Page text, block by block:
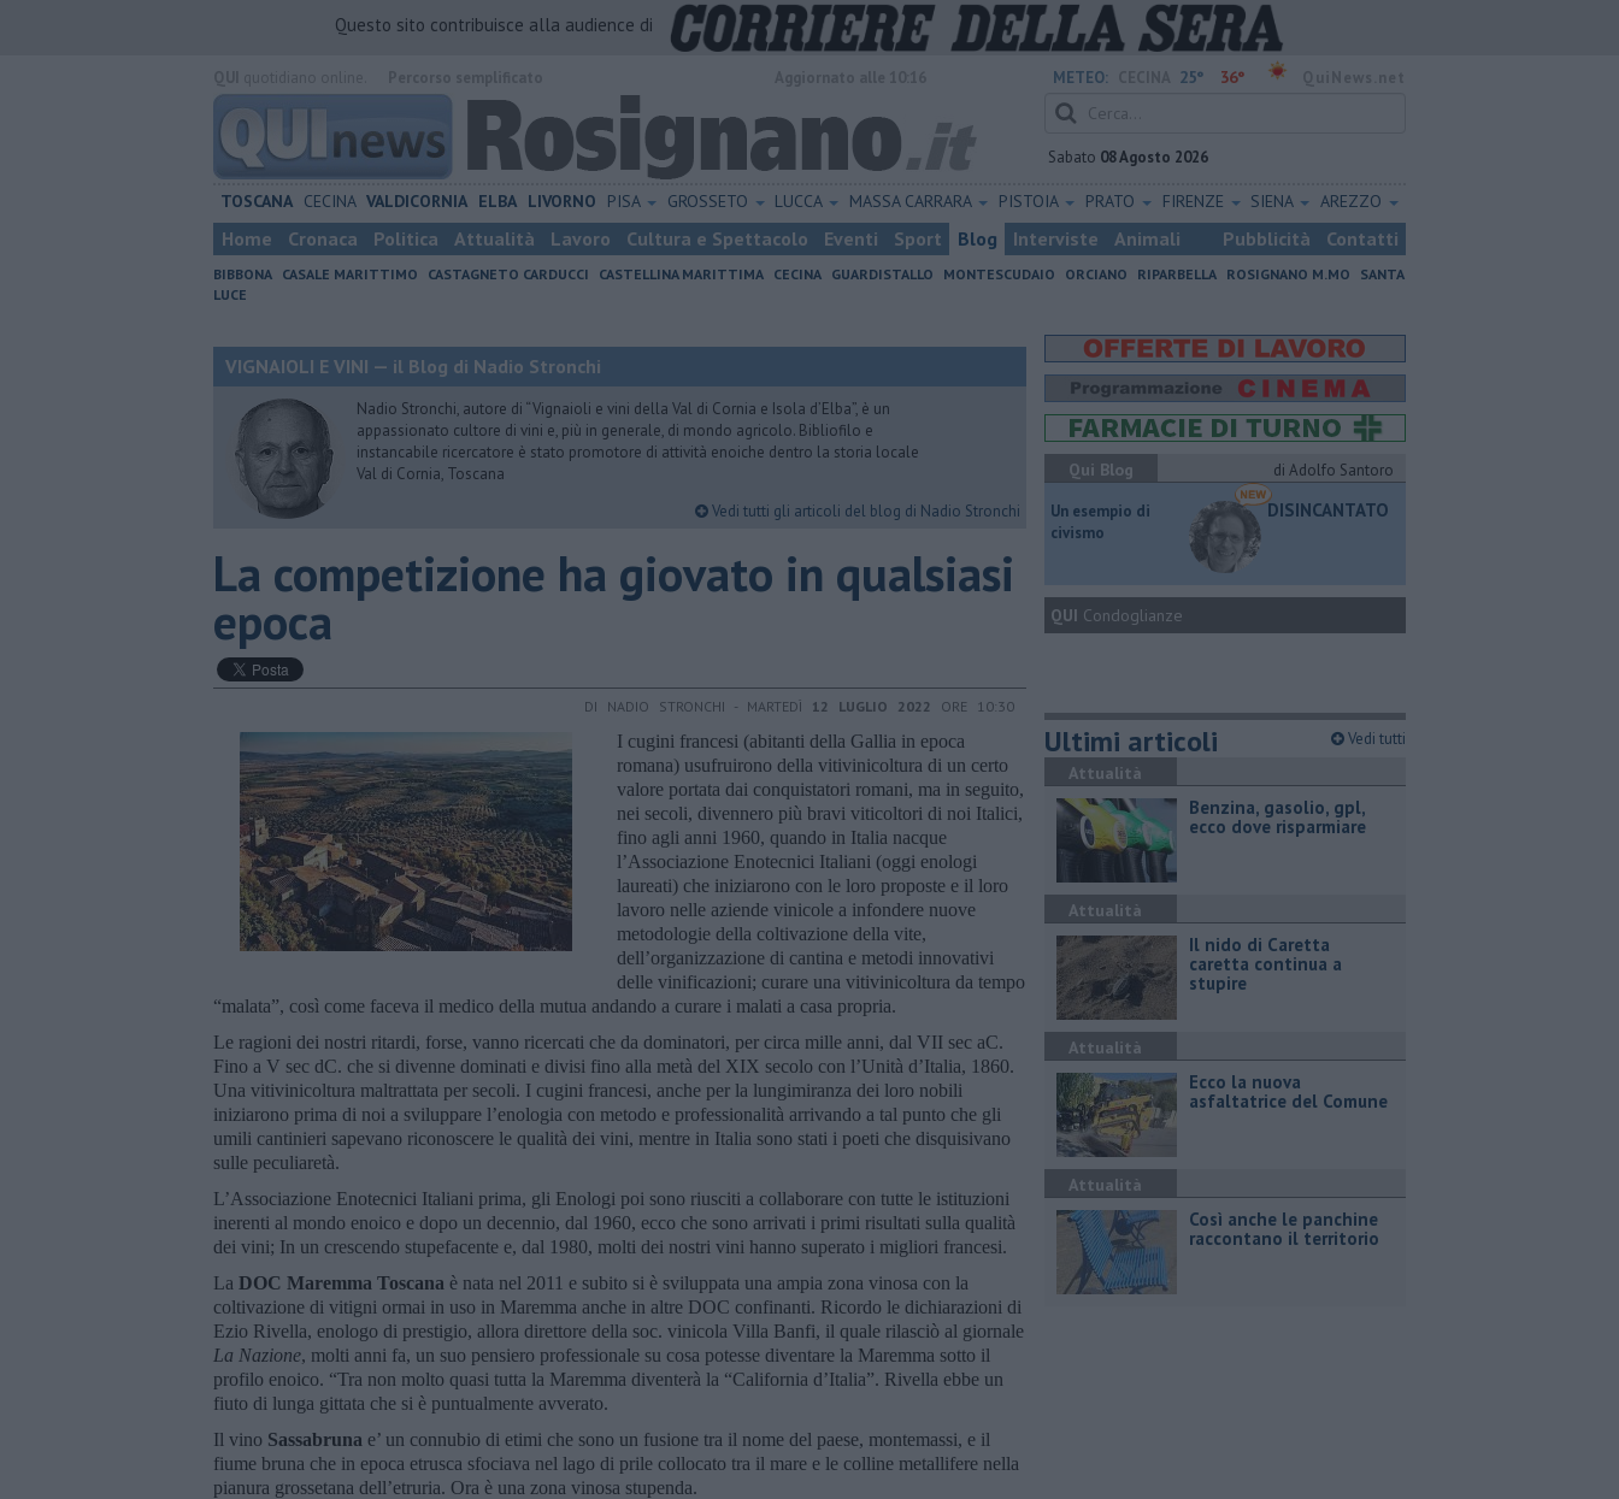
Questo sito contribuisce alla audience di
METEO: 25° 36°
Sabato 08 Agosto 2026
TOSCANA CECINA VALDICORNIA ELBA LIVORNO PISA GROSSETO LUCCA MASSA CARRARA PISTOIA PRATO FIRENZE SIENA AREZZO
Home Cronaca Politica Attualità Lavoro Cultura e Spettacolo Eventi Sport Blog Interviste Animali Pubblicità Contatti
BIBBONA CASALE MARITTIMO CASTAGNETO CARDUCCI CASTELLINA MARITTIMA CECINA GUARDISTALLO MONTESCUDAIO ORCIANO RIPARBELLA ROSIGNANO M.MO
SANTA
LUCE
VIGNAIOLI E VINI — il Blog di Nadio Stronchi
Nadio Stronchi, autore di “Vignaioli e vini della Val di Cornia e Isola d’Elba”, è un
appassionato cultore di vini e, più in generale, di mondo agricolo. Bibliofilo e
instancabile ricercatore è stato promotore di attività enoiche dentro la storia locale
Val di Cornia, Toscana
Vedi tutti gli articoli del blog di Nadio Stronchi
​La competizione ha giovato in qualsiasi
epoca
DI NADIO STRONCHI - MARTEDÌ 12 LUGLIO 2022 ORE 10:30
I cugini francesi (abitanti della Gallia in epoca
romana) usufruirono della vitivinicoltura di un certo
valore portata dai conquistatori romani, ma in seguito,
nei secoli, divennero più bravi viticoltori di noi Italici,
fino agli anni 1960, quando in Italia nacque
l’Associazione Enotecnici Italiani (oggi enologi
laureati) che iniziarono con le loro proposte e il loro
lavoro nelle aziende vinicole a infondere nuove
metodologie della coltivazione della vite,
dell’organizzazione di cantina e metodi innovativi
delle vinificazioni; curare una vitivinicoltura da tempo
“malata”, così come faceva il medico della mutua andando a curare i malati a casa propria.
Le ragioni dei nostri ritardi, forse, vanno ricercati che da dominatori, per circa mille anni, dal VII sec aC.
Fino a V sec dC. che si divenne dominati e divisi fino alla metà del XIX secolo con l’Unità d’Italia, 1860.
Una vitivinicoltura maltrattata per secoli. I cugini francesi, anche per la lungimiranza dei loro nobili
iniziarono prima di noi a sviluppare l’enologia con metodo e professionalità arrivando a tal punto che gli
umili cantinieri sapevano riconoscere le qualità dei vini, mentre in Italia sono stati i poeti che disquisivano
sulle peculiaretà.
L’Associazione Enotecnici Italiani prima, gli Enologi poi sono riusciti a collaborare con tutte le istituzioni
inerenti al mondo enoico e dopo un decennio, dal 1960, ecco che sono arrivati i primi risultati sulla qualità
dei vini; In un crescendo stupefacente e, dal 1980, molti dei nostri vini hanno superato i migliori francesi.
La DOC Maremma Toscana è nata nel 2011 e subito si è sviluppata una ampia zona vinosa con la
coltivazione di vitigni ormai in uso in Maremma anche in altre DOC confinanti. Ricordo le dichiarazioni di
Ezio Rivella, enologo di prestigio, allora direttore della soc. vinicola Villa Banfi, il quale rilasciò al giornale
La Nazione, molti anni fa, un suo pensiero professionale su cosa potesse diventare la Maremma sotto il
profilo enoico. “Tra non molto quasi tutta la Maremma diventerà la “California d’Italia”. Rivella ebbe un
fiuto di lunga gittata che si è puntualmente avverato.
Il vino Sassabruna e’ un connubio di etimi che sono un fusione tra il nome del paese, montemassi, e il
fiume bruna che in epoca etrusca sfociava nel lago di prile collocato tra il mare e le colline metallifere nella
pianura grossetana dell’etruria. Ora è una zona vinosa stupenda.
Qui Blog
di Adolfo Santoro
​Un esempio di
civismo
DISINCANTATO
QUI Condoglianze
Ultimi articoli Vedi tutti
Attualità
​Benzina, gasolio, gpl,
ecco dove risparmiare
Attualità
Il nido di Caretta
caretta continua a
stupire
Attualità
Ecco la nuova
asfaltatrice del Comune
Attualità
Così anche le panchine
raccontano il territorio